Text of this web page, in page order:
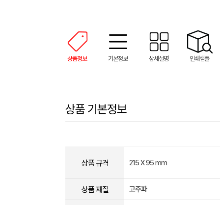
상품정보 기본정보 상세설명 인쇄샘플
상품 기본정보
상품 규격 215 X 95 mm
상품 재질 고주파